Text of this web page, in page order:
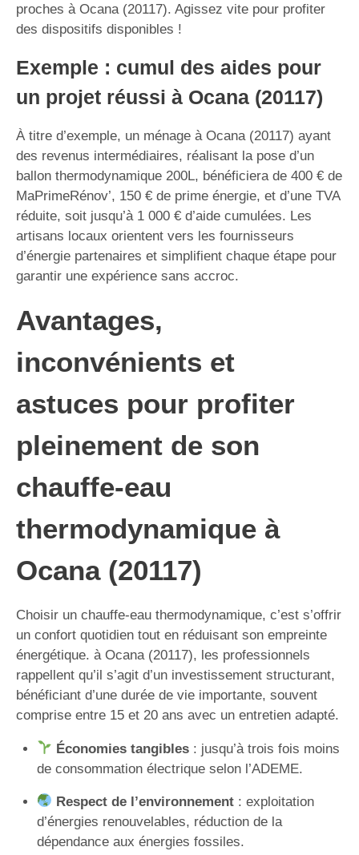
proches à Ocana (20117). Agissez vite pour profiter
des dispositifs disponibles !
Exemple : cumul des aides pour
un projet réussi à Ocana (20117)
À titre d’exemple, un ménage à Ocana (20117) ayant
des revenus intermédiaires, réalisant la pose d’un
ballon thermodynamique 200L, bénéficiera de 400 € de
MaPrimeRénov’, 150 € de prime énergie, et d’une TVA
réduite, soit jusqu’à 1 000 € d’aide cumulées. Les
artisans locaux orientent vers les fournisseurs
d’énergie partenaires et simplifient chaque étape pour
garantir une expérience sans accroc.
Avantages,
inconvénients et
astuces pour profiter
pleinement de son
chauffe-eau
thermodynamique à
Ocana (20117)
Choisir un chauffe-eau thermodynamique, c’est s’offrir
un confort quotidien tout en réduisant son empreinte
énergétique. à Ocana (20117), les professionnels
rappellent qu’il s’agit d’un investissement structurant,
bénéficiant d’une durée de vie importante, souvent
comprise entre 15 et 20 ans avec un entretien adapté.
Économies tangibles: jusqu’à trois fois moins
de consommation électrique selon l’ADEME.
Respect de l’environnement: exploitation
d’énergies renouvelables, réduction de la
dépendance aux énergies fossiles.